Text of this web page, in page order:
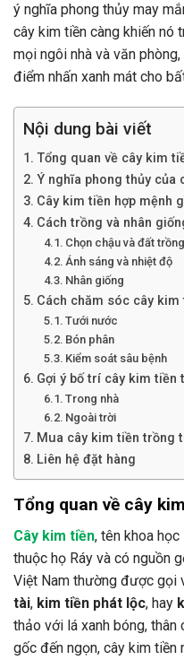
ý nghĩa phong thủy may
cây kim tiền càng khiến nó
mọi ngôi nhà và văn
điểm nhấn xanh mát cho
Nội dung bài viết
Tổng quan về cây kim
Ý nghĩa phong thủy của
Cây kim tiền hợp mệnh
Cách trồng và nhân
Chọn chậu và đất trồng
Ánh sáng và nhiệt độ
Nhân giống
Cách chăm sóc cây kim
Tưới nước
Bón phân
Kiểm soát sâu bệnh
Gợi ý bố trí cây kim tiền
Trong nhà
Ngoài trời
Mua cây kim tiền trồng
Liên hệ đặt hàng
Tổng quan về cây
Cây kim tiền, tên khoa học
thuộc họ Ráy và có nguồn
Việt Nam thường được gọi
tài, kim tiền phát lộc, hay
thảo với lá xanh bóng,
gốc đến ngọn, cây kim